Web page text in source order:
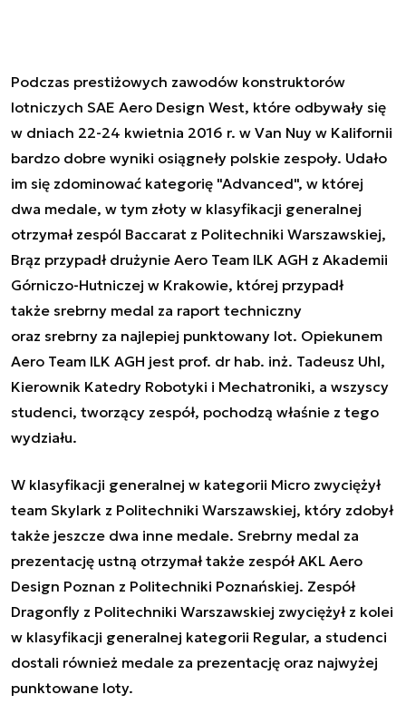
Podczas prestiżowych zawodów konstruktorów
lotniczych SAE Aero Design West, które odbywały się
w dniach 22-24 kwietnia 2016 r. w Van Nuy w Kalifornii
bardzo dobre wyniki osiągneły polskie zespoły. Udało
im się zdominować kategorię "Advanced", w której
dwa medale, w tym złoty w klasyfikacji generalnej
otrzymał zespól Baccarat z Politechniki Warszawskiej,
Brąz przypadł drużynie Aero Team ILK AGH z Akademii
Górniczo-Hutniczej w Krakowie, której przypadł
także srebrny medal za raport techniczny
oraz srebrny za najlepiej punktowany lot. Opiekunem
Aero Team ILK AGH jest prof. dr hab. inż. Tadeusz Uhl,
Kierownik Katedry Robotyki i Mechatroniki, a wszyscy
studenci, tworzący zespół, pochodzą właśnie z tego
wydziału.
W klasyfikacji generalnej w kategorii Micro zwyciężył
team Skylark z Politechniki Warszawskiej, który zdobył
także jeszcze dwa inne medale. Srebrny medal za
prezentację ustną otrzymał także zespół AKL Aero
Design Poznan z Politechniki Poznańskiej. Zespół
Dragonfly z Politechniki Warszawskiej zwyciężył z kolei
w klasyfikacji generalnej kategorii Regular, a studenci
dostali również medale za prezentację oraz najwyżej
punktowane loty.